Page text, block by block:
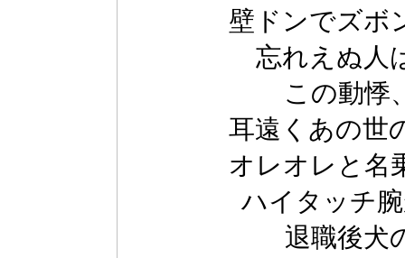
壁ドンでズボ
忘れえぬ人
この動悸
耳遠くあの世
オレオレと名
ハイタッチ
退職後犬